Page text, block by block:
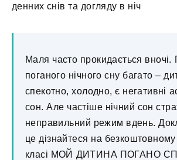
денних снів та догляду в ніч
Маля часто прокидається вночі.
поганого нічного сну багато –
спекотно, холодно, є негативні
сон. Але частіше нічний сон
неправильний режим вдень.
це дізнайтеся на
класі МОЙ ДИТИНА ПОГАНО